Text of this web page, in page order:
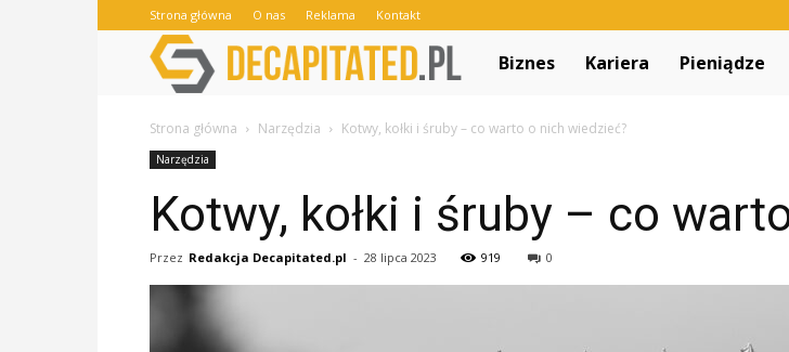
Strona główna O nas Reklama Kontakt
Decapitated.pl
Biznes Kariera Pieniądze
Strona główna Narzędzia Kotwy, kołki i śruby – co warto o nich wiedzieć?
Narzędzia
Kotwy, kołki i śruby – co
Przez Redakcja Decapitated.pl - 28 lipca 2023 919 0